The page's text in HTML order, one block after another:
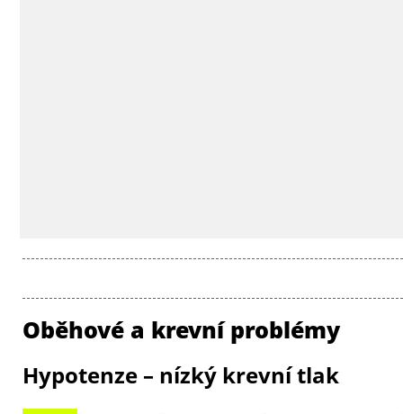
Oběhové a krevní problémy
Hypotenze – nízký krevní tlak